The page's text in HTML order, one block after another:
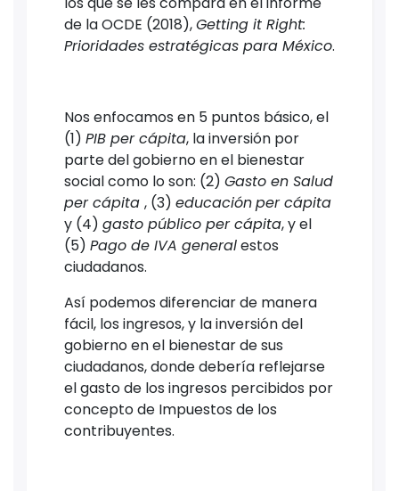
de la OCDE (2018),Getting it Right:
Prioridades estratégicas para México.
Nos enfocamos en 5 puntos básico, el
(1) PIB per cápita, la inversión por
parte del gobierno en el bienestar
social como lo son: (2) Gasto en Salud
per cápita , (3) educaciónper cápita
y (4) gasto público per cápita, y el
(5) Pago de IVA generalestos
ciudadanos.
Así podemos diferenciar de manera
fácil, los ingresos, y la inversión del
gobierno en el bienestar de sus
ciudadanos, donde debería reflejarse
el gasto de los ingresos percibidos por
concepto de Impuestos de los
contribuyentes.